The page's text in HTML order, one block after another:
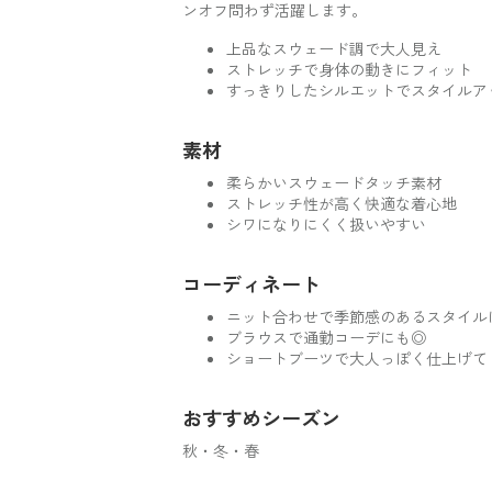
ンオフ問わず活躍します。
上品なスウェード調で大人見え
ストレッチで身体の動きにフィット
すっきりしたシルエットでスタイルア
素材
柔らかいスウェードタッチ素材
ストレッチ性が高く快適な着心地
シワになりにくく扱いやすい
コーディネート
ニット合わせで季節感のあるスタイル
ブラウスで通勤コーデにも◎
ショートブーツで大人っぽく仕上げて
おすすめシーズン
秋・冬・春